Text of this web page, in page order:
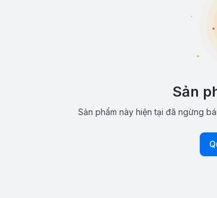
Sản
Sản phẩm này hiện tại đã ngừng